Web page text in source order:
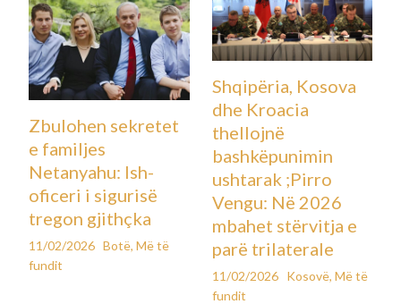
Zbulohen sekretet
e familjes
Netanyahu: Ish-
oficeri i sigurisë
tregon gjithçka
11/02/2026 Botë,Më të
fundit
Shqipëria, Kosova
dhe Kroacia
thellojnë
bashkëpunimin
ushtarak ;Pirro
Vengu: Në 2026
mbahet stërvitja e
parë trilaterale
11/02/2026 Kosovë, Më të
fundit